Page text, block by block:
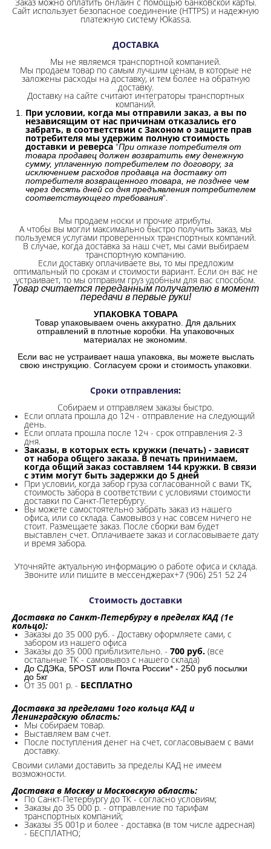
Сайт использует безопасное соединение (HTTPS) и надежную
платежную систему Юkassa.
ДОСТАВКА
Мы не являемся транспортной компанией.
Мы продаем товар по самым лучшим ценам, в которые не
заложены расходы на доставку, и тем более на обратную
доставку.
Доставку на сайте считают интеграторы транспортных
компаний.
При условии, когда мы отправили заказ, а вы по
независящим от нас причинам отказались его
забрать, в соответствии с Законом о защите прав
потребителя мы удержим полную стоимость
доставки и реверса "При отказе потребителя от
товара продавец должен возвратить ему денежную
сумму, уплаченную потребителем по договору, за
исключением расходов продавца на доставку от
потребителя возвращенного товара, не позднее чем
через десять дней со дня предъявления потребителем
соответствующего требования".
Мы продаем носки и прочие атрибуты.
А чтобы вы могли максимально быстро получить заказ, мы
пользуемся услугами проверенных транспортных компаний.
В случае, когда доставка за наш счет, мы сами выбираем
транспортную компанию.
Если доставку оплачиваете вы, то мы предложим
оптимальный по срокам и стоимости вариант. Если он вас не
устраивает, то мы отправим груз удобным для вас способом.
Товар считается переданным получателю в момент
передачи в первые руки!
УПАКОВКА ТОВАРА
Товар упаковываем очень аккуратно. Для дальних
отправлений в плотные коробки. На упаковочных
материалах не экономим.
Если вас не устраивает наша упаковка, вы можете выслать
свою инструкцию. Согласуем сроки и стоимость упаковки.
Сроки отправления:
Собираем и отправляем заказы быстро.
Если оплата прошла до 12ч - отправление на следующий
день.
Если оплата прошла после 12ч - срок отправления 2-3
дня.
Заказы, в которых есть кружки (печать) - зависят
от набора общего заказа. В печать принимаем,
когда общий заказ составляем 144 кружки. В связи
с этим могут быть задержки до 5 дней
При условии, когда забор груза согласованной с вами ТК,
стоимость забора в соответствии с условиями стоимости
доставки по Санкт-Петербургу.
Вы можете самостоятельно забрать заказ из нашего
офиса, или со склада. Самовывоз у нас совсем ничего не
стоит. Размещаете заказ. После сборки вам будет
выставлен счет. Оплачиваете заказ и согласовываете дату
и время забора.
Уточняйте актуальную информацию о работе офиса и склада.
Звоните или пишите в мессенджерах+7 (906) 251 52 24
Стоимость доставки
Доставка по Санкт-Петербургу в пределах КАД (1е
кольцо):
Заказы до 35 000 руб. - Доставку оформляете сами, с
забором из нашего офиса
Заказы до 35 000 приблизительно. - 700 руб. (все
остальные ТК - самовывоз с нашего склада)
До СДЭКа, 5POST или Почта России* - 250 руб посылки
до 5кг
От 35 001 р. - БЕСПЛАТНО
Доставка за пределами 1ого кольца КАД и
Ленинградскую область:
Мы собираем товар.
Выставляем вам счет.
После поступления денег на счет, согласовываем с вами
доставку.
Своими силами доставить за пределы КАД не имеем
возможности.​
Доставка в Москву и Московскую область:
По Санкт-Петербургу до ТК - согласно условиям;
Заказы до 35 000 р. - отправление по тарифам
транспортных компаний;
Заказы 35 001р и более - доставка (в том числе адресная)
- БЕСПЛАТНО;